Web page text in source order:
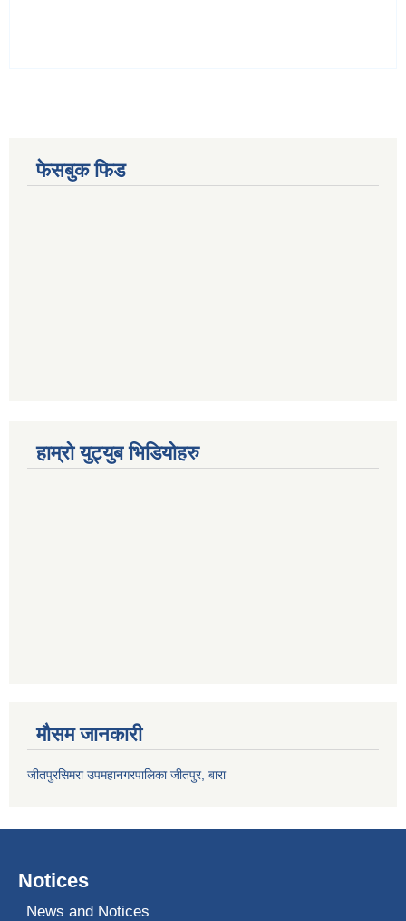
फेसबुक फिड
हाम्रो युट्युब भिडियोहरु
मौसम जानकारी
जीतपुरसिमरा उपमहानगरपालिका जीतपुर, बारा
Notices
News and Notices